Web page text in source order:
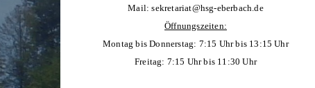
Mail:sekretariat@hsg-eberbach.de
Öffnungszeiten:
Montag bis Donnerstag: 7:15 Uhr bis 13:15 Uhr
Freitag: 7:15 Uhr bis 11:30 Uhr